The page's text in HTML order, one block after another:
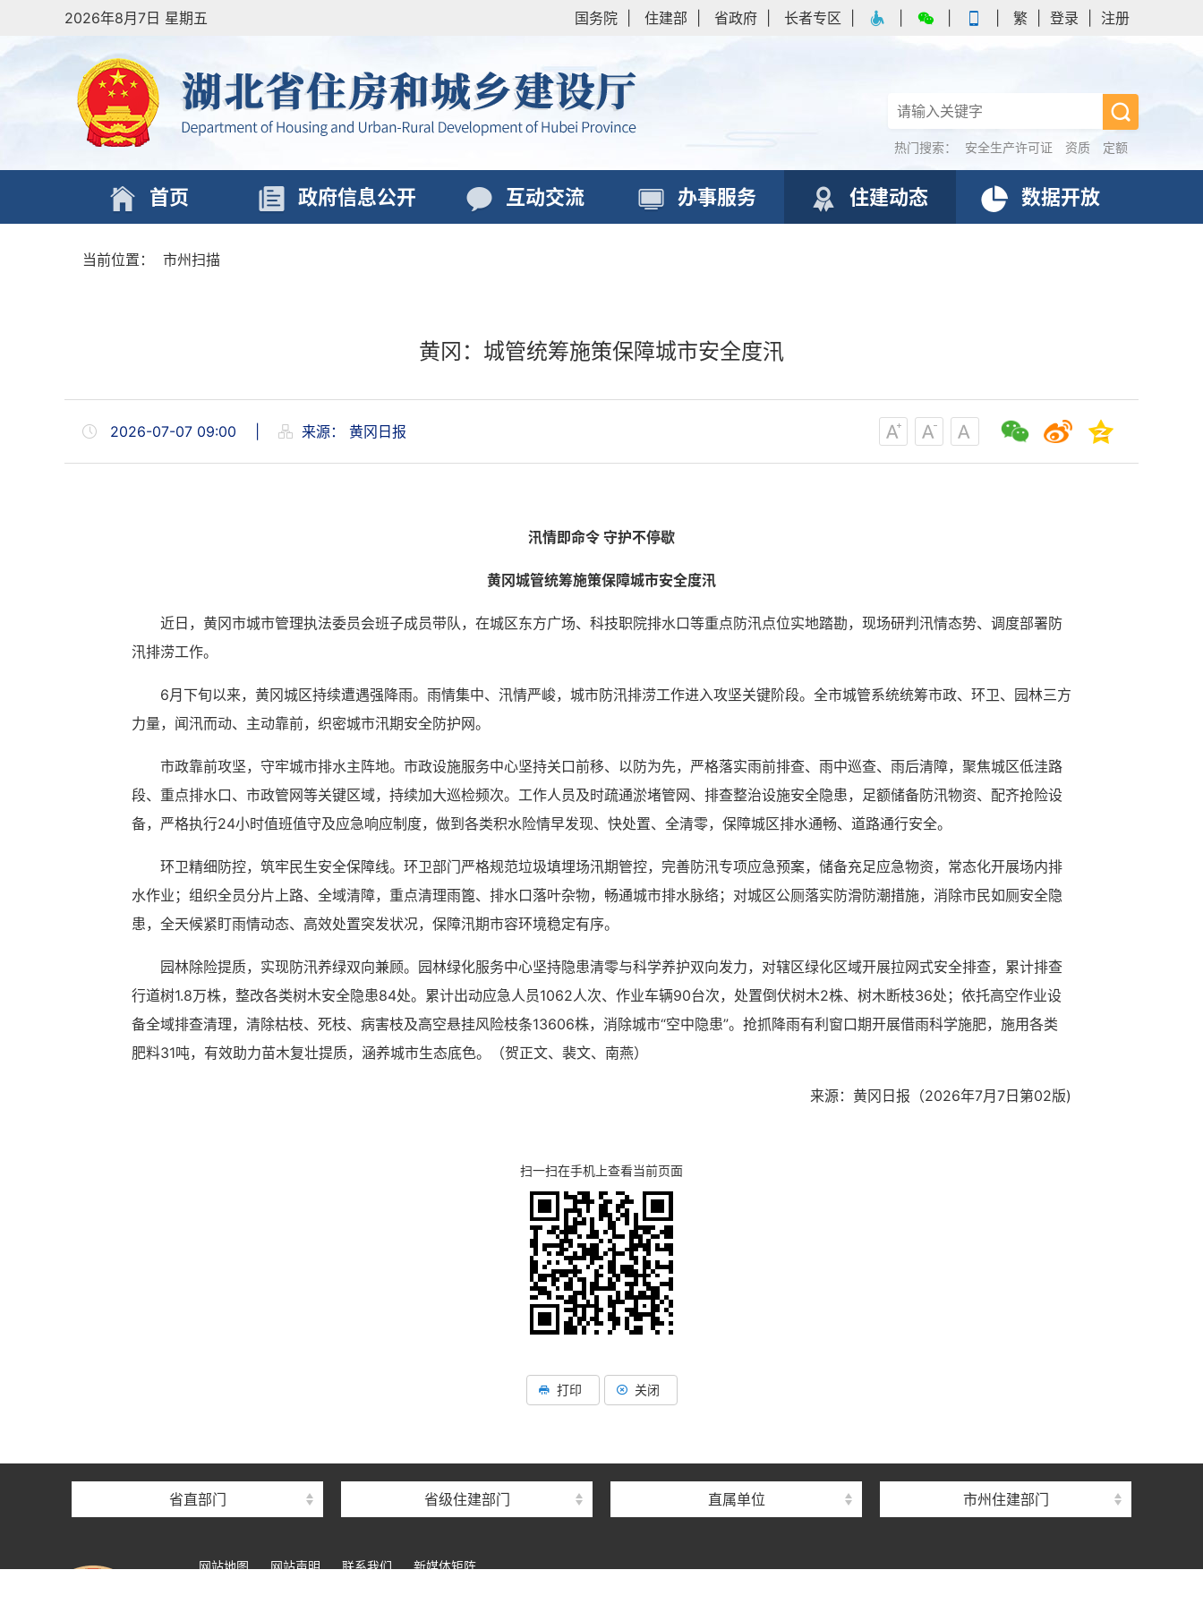
2026年8月7日 星期五 国务院 住建部 省政府 长者专区 繁 登录 注册
热门搜索： 安全生产许可证 资质 定额
首页 政府信息公开 互动交流 办事服务 住建动态 数据开放
当前位置： 市州扫描
黄冈：城管统筹施策保障城市安全度汛
2026-07-07 09:00 来源： 黄冈日报
汛情即命令 守护不停歇
黄冈城管统筹施策保障城市安全度汛
近日，黄冈市城市管理执法委员会班子成员带队，在城区东方广场、科技职院排水口等重点防汛点位实地踏勘，现场研判汛情态势、调度部署防
汛排涝工作。
6月下旬以来，黄冈城区持续遭遇强降雨。雨情集中、汛情严峻，城市防汛排涝工作进入攻坚关键阶段。全市城管系统统筹市政、环卫、园林三方
力量，闻汛而动、主动靠前，织密城市汛期安全防护网。
市政靠前攻坚，守牢城市排水主阵地。市政设施服务中心坚持关口前移、以防为先，严格落实雨前排查、雨中巡查、雨后清障，聚焦城区低洼路
段、重点排水口、市政管网等关键区域，持续加大巡检频次。工作人员及时疏通淤堵管网、排查整治设施安全隐患，足额储备防汛物资、配齐抢险设
备，严格执行24小时值班值守及应急响应制度，做到各类积水险情早发现、快处置、全清零，保障城区排水通畅、道路通行安全。
环卫精细防控，筑牢民生安全保障线。环卫部门严格规范垃圾填埋场汛期管控，完善防汛专项应急预案，储备充足应急物资，常态化开展场内排
水作业；组织全员分片上路、全域清障，重点清理雨篦、排水口落叶杂物，畅通城市排水脉络；对城区公厕落实防滑防潮措施，消除市民如厕安全隐
患，全天候紧盯雨情动态、高效处置突发状况，保障汛期市容环境稳定有序。
园林除险提质，实现防汛养绿双向兼顾。园林绿化服务中心坚持隐患清零与科学养护双向发力，对辖区绿化区域开展拉网式安全排查，累计排查
行道树1.8万株，整改各类树木安全隐患84处。累计出动应急人员1062人次、作业车辆90台次，处置倒伏树木2株、树木断枝36处；依托高空作业设
备全域排查清理，清除枯枝、死枝、病害枝及高空悬挂风险枝条13606株，消除城市“空中隐患”。抢抓降雨有利窗口期开展借雨科学施肥，施用各类
肥料31吨，有效助力苗木复壮提质，涵养城市生态底色。
（贺正文、裴文、南燕）
来源：黄冈日报（2026年7月7日 第02版)
扫一扫在手机上查看当前页面
打印 关闭
省直部门 省级住建部门 直属单位
湖北省住建厅机关后勤服务中心
湖北省建设工程质量安全监督总站
湖北省建设工程标准定额管理总站 市州住建部门
网站地图 网站声明 联系我们
新媒体矩阵